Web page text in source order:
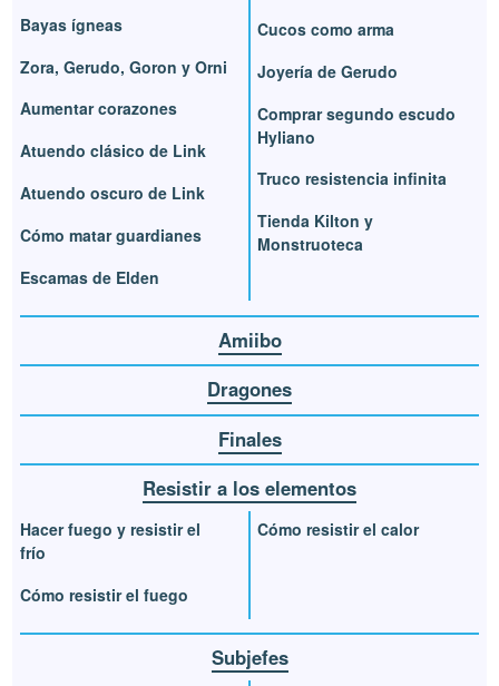
Bayas ígneas
Zora, Gerudo, Goron y Orni
Aumentar corazones
Atuendo clásico de Link
Atuendo oscuro de Link
Cómo matar guardianes
Escamas de Elden
Cucos como arma
Joyería de Gerudo
Comprar segundo escudo
Hyliano
Truco resistencia infinita
Tienda Kilton y
Monstruoteca
Amiibo
Dragones
Finales
Resistir a los elementos
Hacer fuego y resistir el
frío
Cómo resistir el fuego
Cómo resistir el calor
Subjefes